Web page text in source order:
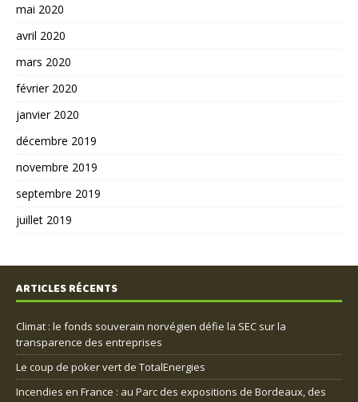
mai 2020
avril 2020
mars 2020
février 2020
janvier 2020
décembre 2019
novembre 2019
septembre 2019
juillet 2019
ARTICLES RÉCENTS
Climat : le fonds souverain norvégien défie la SEC sur la
transparence des entreprises
Le coup de poker vert de TotalEnergies
Incendies en France : au Parc des expositions de Bordeaux, des